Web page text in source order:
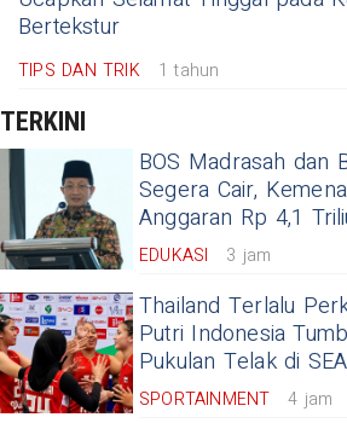
Bertekstur
TIPS DAN TRIK 1 tahun
TERKINI
BOS Madrasah dan
Segera Cair,
Anggaran Rp 4,1
EDUKASI 3 jam
Thailand Terlalu
Putri Indonesia
Pukulan Telak di
SPORTAINMENT 4 jam